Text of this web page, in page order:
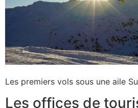
​Les premiers vols sous une aile
​Les offices de